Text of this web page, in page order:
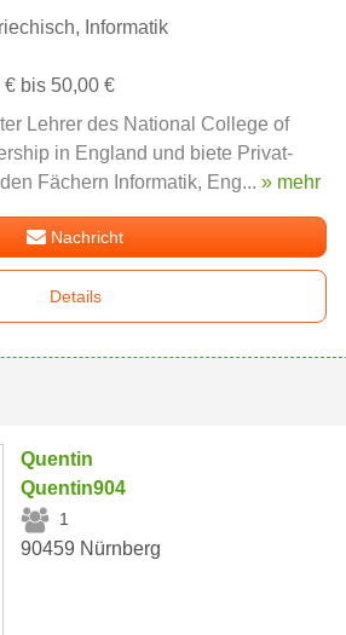
Informatik
€ bis 50,00 €
Lehrer des National College of
in England und biete Privat-
Fächern Informatik, Eng... » mehr
Nachricht
Details
Quentin
Quentin904
1
90459 Nürnberg